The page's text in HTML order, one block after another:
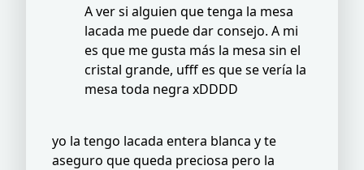
A ver si alguien que tenga la mesa
lacada me puede dar consejo. A mi
es que me gusta más la mesa sin el
cristal grande, ufff es que se vería la
mesa toda negra xDDDD
yo la tengo lacada entera blanca y te
aseguro que queda preciosa pero la